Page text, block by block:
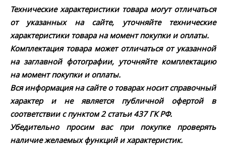
Технические характеристики товара могут отличаться
от указанных на сайте, уточняйте технические
характеристики товара на момент покупки и оплаты.
Комплектация товара может отличаться от указанной
на заглавной фотографии, уточняйте комплектацию
на момент покупки и оплаты.
Вся информация на сайте о товарах носит справочный
характер и не является публичной офертой в
соответствии с пунктом 2 статьи 437 ГК РФ.
Убедительно просим вас при покупке проверять
наличие желаемых функций и характеристик.